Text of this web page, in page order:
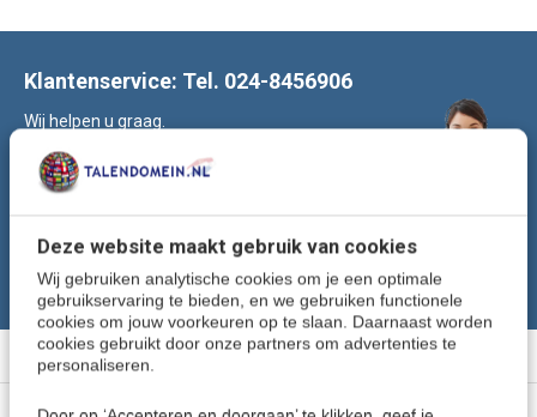
Deze website maakt gebruik van cookies
Wij gebruiken analytische cookies om je een optimale
gebruikservaring te bieden, en we gebruiken functionele
cookies om jouw voorkeuren op te slaan. Daarnaast worden
cookies gebruikt door onze partners om advertenties te
personaliseren.
Klantenservice: Tel. 024-8456906
Wij helpen u graag.
klantenservice@talendomein.nl
Volg ons
Meer informatie
Klantenservice